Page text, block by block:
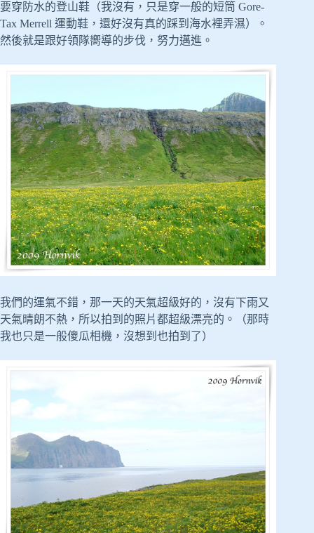
要穿防水的登山鞋（我沒有，只是穿一般的短筒 Gore-
Tax Merrell 運動鞋，還好沒有真的踩到海水裡弄濕）。
然後就是跟好領隊嚮導的步伐，努力邁進。
我們的運氣不錯，那一天的天氣超級好的，沒有下雨又
天氣晴朗不熱，所以拍到的照片都超級漂亮的。（那時
我也只是一般傻瓜相機，沒想到也拍到了）